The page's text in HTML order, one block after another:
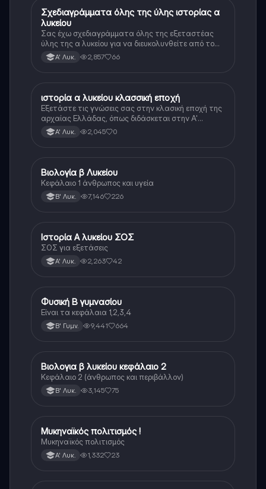
Ιστορία
Σχεδιαγράμματα όλης της ύλης ιστορίας α
λυκείου
Σας έχω σχεδιαγράμματα όλης της εξεταστέας
ύλης της α λυκείου για να διευκολυνθείτε από το
τεράστιο βάρος του βιβλίου
Α' Λυκ. 2,857 66
Ιστορία
ιστορία α λυκείου κλασσική εποχή
Εξετάστε τις γνώσεις σας στην κλασική εποχή της
αρχαίας Ελλάδας, όπως διδάσκεται στην Α'
Λυκείου.Α' Λυκ. 2,045 0
Βιολογία
Βιολογία β Λυκείου
Κεφάλαιο 1 άνθρωπος και υγεία
Β' Λυκ. 7,146 226
Ιστορία
Ιστορία Α λυκείου ΣΟΣ
ΣΟΣ για εξετάσεις
Α' Λυκ. 2,263 42
Φυσική
Φυσική Β γυμνασίου
Είναι τα κεφάλαια 1,2,3,4
Β' Γυμν. 9,441 664
Βιολογία
Βιολογια β λυκείου κεφάλαιο 2
Κεφάλαιο 2 (άνθρωπος και περιβάλλον)
Β' Λυκ. 3,145 75
Ιστορία
Μυκηναϊκός πολιτισμός !
Μυκηναϊκός πολιτισμός
Α' Λυκ. 1,332 23